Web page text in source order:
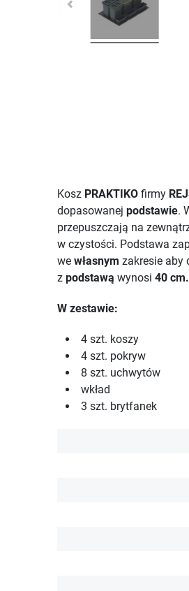
Kosz PRAKTIKO firmy
dopasowanej podstawie.
przepuszczają na
w czystości. Podstawa
we własnym zakresie aby
z podstawą wynosi 40 cm.
W zestawie:
4 szt. koszy
4 szt. pokryw
8 szt. uchwytów
wkład
3 szt. brytfanek